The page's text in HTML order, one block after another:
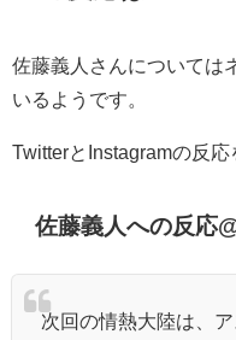
佐藤義人さんについては
いるようです。
TwitterとInstagramの反応
佐藤義人への反応
次回の情熱大陸は、